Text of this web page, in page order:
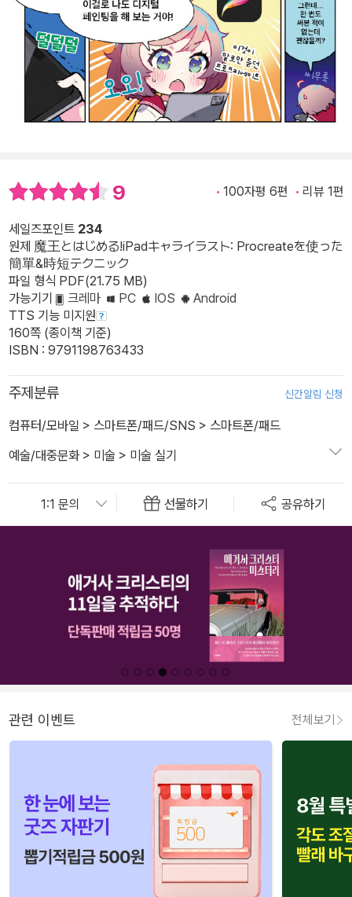
9 100자평 6편 리뷰 1편
세일즈포인트 234
원제 魔王とはじめる!iPadキャライラスト: Procreateを使った
簡單&時短テクニック
파일 형식 PDF(21.75 MB)
가능기기
크레마 PC IOS
Android
TTS 기능 미지원
160쪽 (종이책 기준)
ISBN : 9791198763433
주제분류 신간알림 신청
컴퓨터/모바일 > 스마트폰/패드/SNS > 스마트폰/패드
예술/대중문화> 미술 > 미술 실기
선물하기 공유하기
관련 이벤트 전체보기